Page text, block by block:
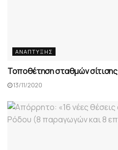
ΑΝΆΠΤΥΞΗΣ
Toποθέτηση σταθμών σίτισης
13/11/2020